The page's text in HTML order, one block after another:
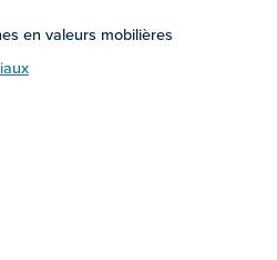
en valeurs mobilières